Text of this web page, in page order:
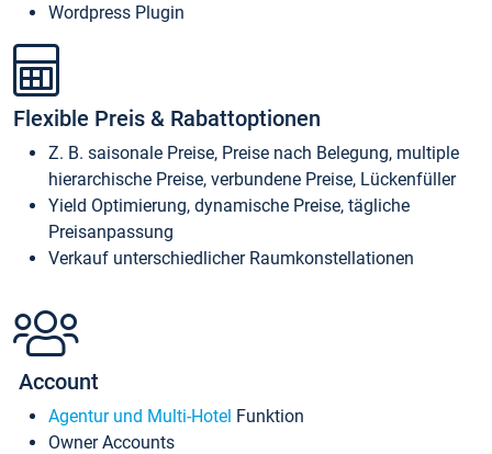
Wordpress Plugin
Flexible Preis & Rabattoptionen
Z. B. saisonale Preise, Preise nach Belegung, multiple
hierarchische Preise, verbundene Preise, Lückenfüller
Yield Optimierung, dynamische Preise, tägliche
Preisanpassung
Verkauf unterschiedlicher Raumkonstellationen
Account
Agentur und Multi-Hotel Funktion
Owner Accounts